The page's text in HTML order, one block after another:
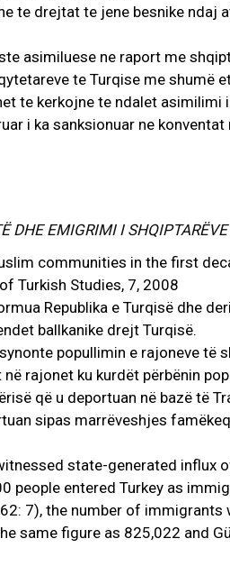
te drejtat te jene besnike ndaj
asimiluese ne raport me
te Turqise me shumë
te kerkojne te ndalet asimilimi
i ka sanksionuar ne
DHE EMIGRIMI I
communities in the first
Turkish Studies, 7, 2008
Republika e Turqisë dhe
ballkanike drejt Turqisë.
popullimin e rajoneve të
rajonet ku kurdët përbënin
që u deportuan në bazë të
sipas marrëveshjes
state-generated influx
people entered Turkey as
7), the number of immigrants
same figure as 825,022 and